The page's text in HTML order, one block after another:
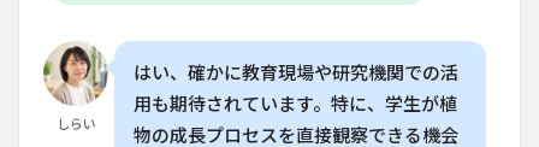
ラプ
スを
活用
する
際の
しらい
はい、確かに教育現場や研究機関での活
用も期待されています。特に、学生が植
物の成長プロセスを直接観察できる機会